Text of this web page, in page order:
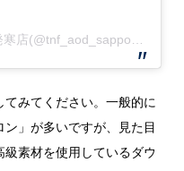
みてください。一般的に
」が多いですが、見た目
素材を使用しているダウ